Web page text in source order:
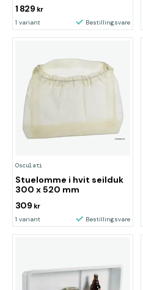
1 829 kr
1 variant Bestillingsvare
Osculati
Stuelomme i hvit seilduk
300 x 520 mm
309 kr
1 variant Bestillingsvare